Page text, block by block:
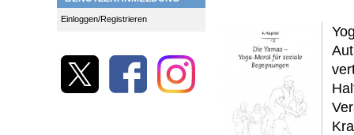
Einloggen/Registrieren